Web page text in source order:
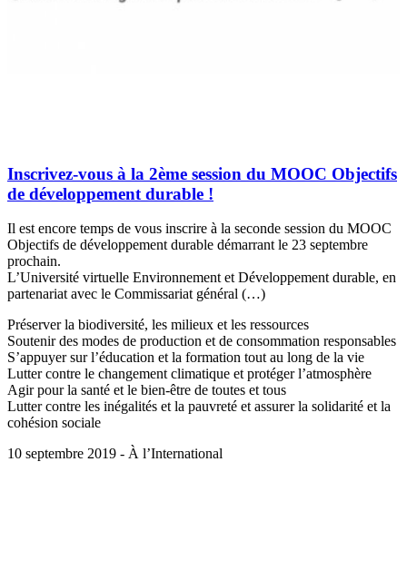
Inscrivez-vous à la 2ème session du MOOC Objectifs
de développement durable !
Il est encore temps de vous inscrire à la seconde session du MOOC
Objectifs de développement durable démarrant le 23 septembre
prochain.
L’Université virtuelle Environnement et Développement durable, en
partenariat avec le Commissariat général (…)
Préserver la biodiversité, les milieux et les ressources
Soutenir des modes de production et de consommation responsables
S’appuyer sur l’éducation et la formation tout au long de la vie
Lutter contre le changement climatique et protéger l’atmosphère
Agir pour la santé et le bien-être de toutes et tous
Lutter contre les inégalités et la pauvreté et assurer la solidarité et la
cohésion sociale
10 septembre 2019 - À l’International